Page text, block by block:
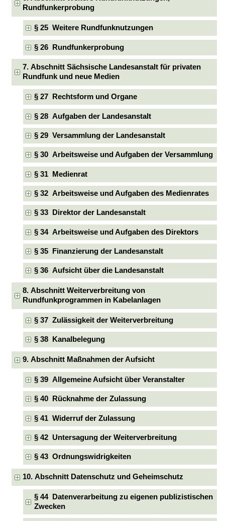
Rundfunkerprobung
§ 25 Weitere Rundfunknutzungen
§ 26 Rundfunkerprobung
7. Abschnitt Sächsische Landesanstalt für privaten
Rundfunk und neue Medien
§ 27 Rechtsform und Organe
§ 28 Aufgaben der Landesanstalt
§ 29 Versammlung der Landesanstalt
§ 30 Arbeitsweise und Aufgaben der Versammlung
§ 31 Medienrat
§ 32 Arbeitsweise und Aufgaben des Medienrates
§ 33 Direktor der Landesanstalt
§ 34 Arbeitsweise und Aufgaben des Direktors
§ 35 Finanzierung der Landesanstalt
§ 36 Aufsicht über die Landesanstalt
8. Abschnitt Weiterverbreitung von
Rundfunkprogrammen in Kabelanlagen
§ 37 Zulässigkeit der Weiterverbreitung
§ 38 Kanalbelegung
9. Abschnitt Maßnahmen der Aufsicht
§ 39 Allgemeine Aufsicht über Veranstalter
§ 40 Rücknahme der Zulassung
§ 41 Widerruf der Zulassung
§ 42 Untersagung der Weiterverbreitung
§ 43 Ordnungswidrigkeiten
10. Abschnitt Datenschutz und Geheimschutz
§ 44 Datenverarbeitung zu eigenen publizistischen
Zwecken